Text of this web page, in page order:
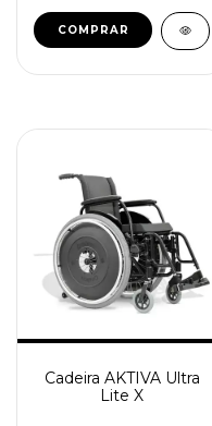
COMPRAR
Cadeira AKTIVA Ultra
Lite X